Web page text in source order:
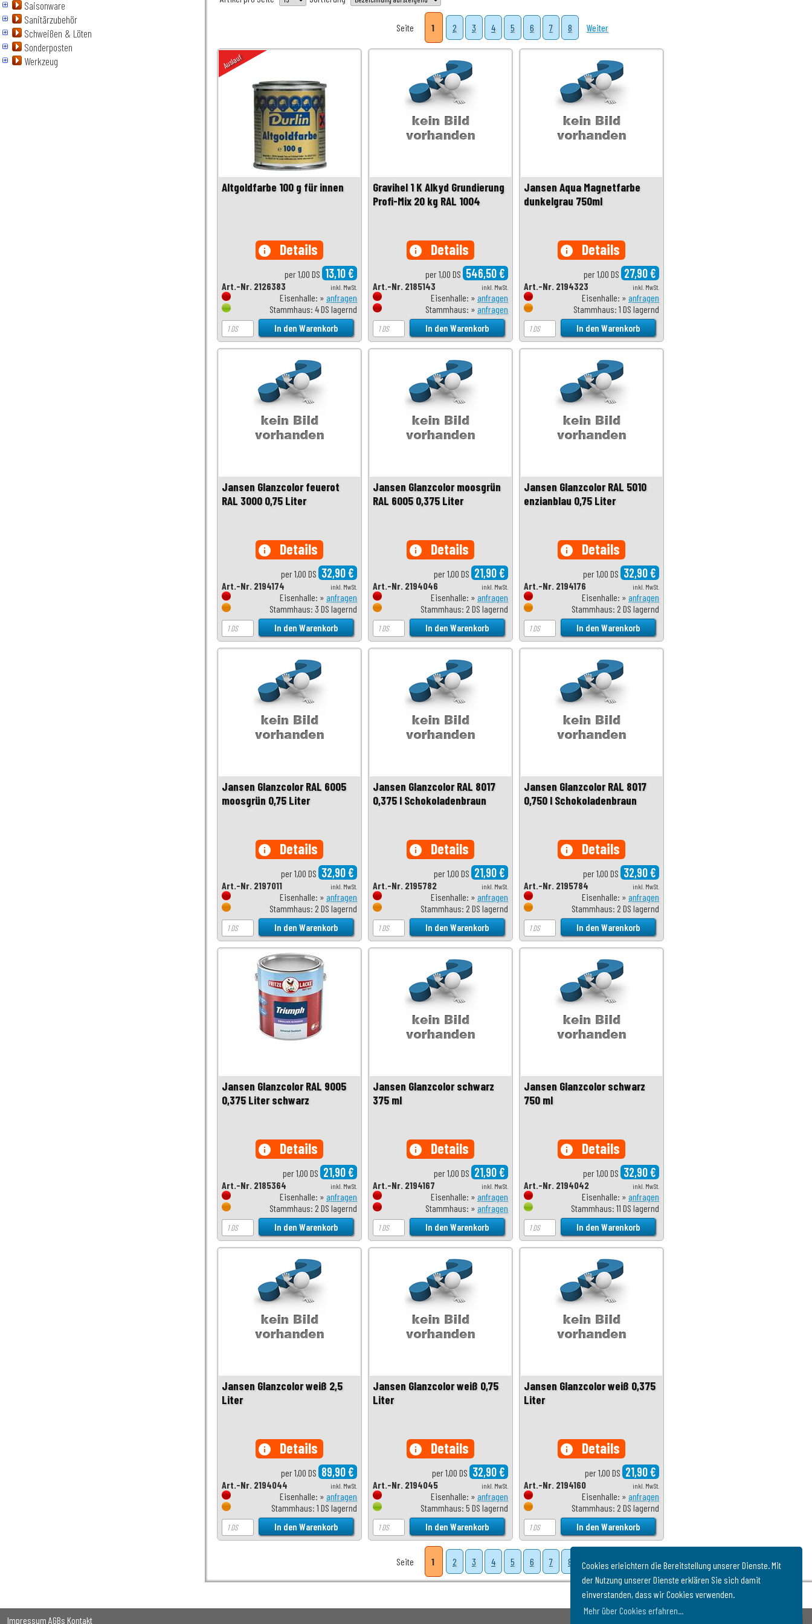
Cookies erleichtern die Bereitstellung unserer Dienste. Mit
der Nutzung unserer Dienste erklären Sie sich damit
einverstanden, dass wir Cookies verwenden.
Mehr über Cookies erfahren...
Saisonware
Sanitärzubehör
Schweißen & Löten
Sonderposten
Werkzeug
Seite 1 2 3 4 5 6 7 8 Weiter
Auslauf
Altgoldfarbe 100 g für innen
info Details
per 1,00 DS 13,10 €
inkl. MwSt.
Art.-Nr. 2126383
Eisenhalle: » anfragen
Stammhaus: 4 DS lagernd
Gravihel 1 K Alkyd Grundierung
Profi-Mix 20 kg RAL 1004
info Details
per 1,00 DS 546,50 €
inkl. MwSt.
Art.-Nr. 2185143
Eisenhalle: » anfragen
Stammhaus: » anfragen
Jansen Aqua Magnetfarbe
dunkelgrau 750ml
info Details
per 1,00 DS 27,90 €
inkl. MwSt.
Art.-Nr. 2194323
Eisenhalle: » anfragen
Stammhaus: 1 DS lagernd
Jansen Glanzcolor feuerot
RAL 3000 0,75 Liter
info Details
per 1,00 DS 32,90 €
inkl. MwSt.
Art.-Nr. 2194174
Eisenhalle: » anfragen
Stammhaus: 3 DS lagernd
Jansen Glanzcolor moosgrün
RAL 6005 0,375 Liter
info Details
per 1,00 DS 21,90 €
inkl. MwSt.
Art.-Nr. 2194046
Eisenhalle: » anfragen
Stammhaus: 2 DS lagernd
Jansen Glanzcolor RAL 5010
enzianblau 0,75 Liter
info Details
per 1,00 DS 32,90 €
inkl. MwSt.
Art.-Nr. 2194176
Eisenhalle: » anfragen
Stammhaus: 2 DS lagernd
Jansen Glanzcolor RAL 6005
moosgrün 0,75 Liter
info Details
per 1,00 DS 32,90 €
inkl. MwSt.
Art.-Nr. 2197011
Eisenhalle: » anfragen
Stammhaus: 2 DS lagernd
Jansen Glanzcolor RAL 8017
0,375 l Schokoladenbraun
info Details
per 1,00 DS 21,90 €
inkl. MwSt.
Art.-Nr. 2195782
Eisenhalle: » anfragen
Stammhaus: 2 DS lagernd
Jansen Glanzcolor RAL 8017
0,750 l Schokoladenbraun
info Details
per 1,00 DS 32,90 €
inkl. MwSt.
Art.-Nr. 2195784
Eisenhalle: » anfragen
Stammhaus: 2 DS lagernd
Jansen Glanzcolor RAL 9005
0,375 Liter schwarz
info Details
per 1,00 DS 21,90 €
inkl. MwSt.
Art.-Nr. 2185364
Eisenhalle: » anfragen
Stammhaus: 2 DS lagernd
Jansen Glanzcolor schwarz
375 ml
info Details
per 1,00 DS 21,90 €
inkl. MwSt.
Art.-Nr. 2194167
Eisenhalle: » anfragen
Stammhaus: » anfragen
Jansen Glanzcolor schwarz
750 ml
info Details
per 1,00 DS 32,90 €
inkl. MwSt.
Art.-Nr. 2194042
Eisenhalle: » anfragen
Stammhaus: 11 DS lagernd
Jansen Glanzcolor weiß 2,5
Liter
info Details
per 1,00 DS 89,90 €
inkl. MwSt.
Art.-Nr. 2194044
Eisenhalle: » anfragen
Stammhaus: 1 DS lagernd
Jansen Glanzcolor weiß 0,75
Liter
info Details
per 1,00 DS 32,90 €
inkl. MwSt.
Art.-Nr. 2194045
Eisenhalle: » anfragen
Stammhaus: 5 DS lagernd
Jansen Glanzcolor weiß 0,375
Liter
info Details
per 1,00 DS 21,90 €
inkl. MwSt.
Art.-Nr. 2194160
Eisenhalle: » anfragen
Stammhaus: 2 DS lagernd
Seite 1 2 3 4 5 6 7 8 Weiter
Impressum AGBs Kontakt